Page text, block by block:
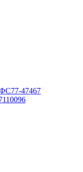
47467